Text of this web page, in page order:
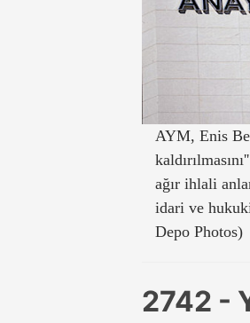
AYM, Enis
ağır ihlali
idari ve
Depo Photos)
2742 -